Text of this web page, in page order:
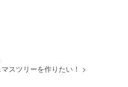
ラー
内容は
チュラ
スツリーを作りたい！ >